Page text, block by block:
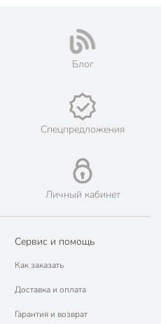
Блог
Спецпредложения
Личный кабинет
Сервис и помощь
Как заказать
Доставка и оплата
Гарантия и возврат